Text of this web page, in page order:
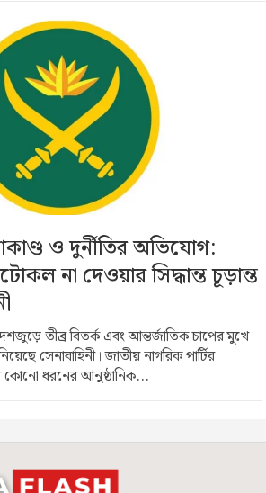
ও দুর্নীতির অভিযোগ:
না দেওয়ার সিদ্ধান্ত চূড়ান্ত
তীব্র বিতর্ক এবং আন্তর্জাতিক চাপের মুখে
সেনাবাহিনী। জাতীয় নাগরিক পার্টির
কোনো ধরনের আনুষ্ঠানিক...